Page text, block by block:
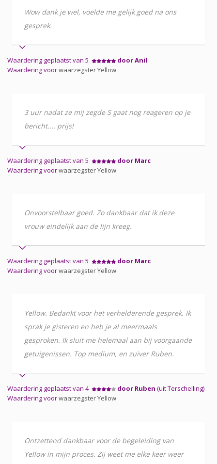
Wow dank je wel, voelde me gelijk goed na ons
gesprek.
Waardering geplaatst van 5
door Anil
Waardering voorwaarzegster Yellow
3 uur nadat ze mij zegde S gaat nog reageren op je
bericht.... prijs!
Waardering geplaatst van 5
door Marc
Waardering voorwaarzegster Yellow
Onvoorstelbaar goed. Zo dankbaar dat ik deze
vrouw eindelijk aan de lijn kreeg.
Waardering geplaatst van 5
door Marc
Waardering voorwaarzegster Yellow
Yellow. Bedankt voor het verhelderende gesprek. Ik
sprak je gisteren en heb je al meermaals
gesproken. Ik sluit me helemaal aan bij voorgaande
getuigenissen. Top medium, en zuiver Ruben.
Waardering geplaatst van 4 door Ruben (uit Terschelling)
Waardering voorwaarzegster Yellow
Ontzettend dankbaar voor de begeleiding van
Yellow in mijn proces. Zij weet me elke keer weer